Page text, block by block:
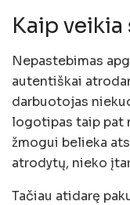
Kaip
Nepastebimas
autentiškai
darbuotojas
logotipas taip pat
žmogui belieka
atrodytų, nieko
Tačiau atidarę